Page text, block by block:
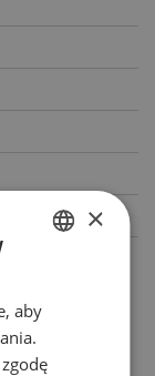
ENGLISH
×
aby